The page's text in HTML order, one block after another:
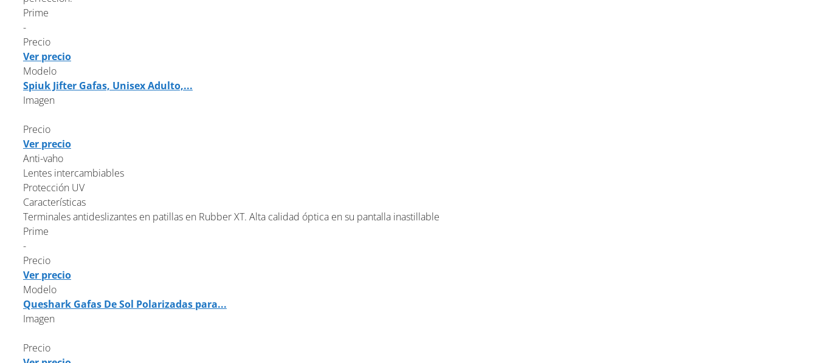
Prime
-
Precio
Ver precio
Modelo
Spiuk Jifter Gafas, Unisex Adulto,...
Imagen
Precio
Ver precio
Anti-vaho
Lentes intercambiables
Protección UV
Características
Terminales antideslizantes en patillas en Rubber XT. Alta calidad óptica en su pantalla inastillable
Prime
-
Precio
Ver precio
Modelo
Queshark Gafas De Sol Polarizadas para...
Imagen
Precio